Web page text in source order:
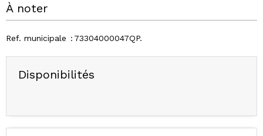
À noter
Ref. municipale 73304000047QP
Disponibilités